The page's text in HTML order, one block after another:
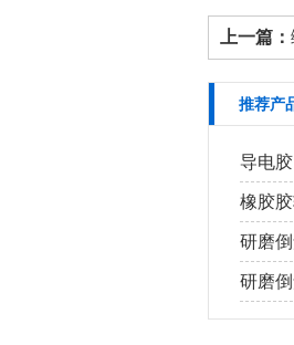
上一篇：
推荐产
导电
橡胶
研磨
研磨